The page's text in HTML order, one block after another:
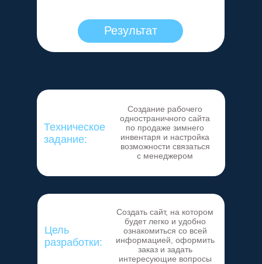
Результат
Создание рабочего
одностраничного сайта
по продаже зимнего
инвентаря и настройка
возможности связаться
с менеджером
Техническое
задание:
Создать сайт, на котором
будет легко и удобно
ознакомиться со всей
информацией, оформить
заказ и задать
интересующие вопросы
Цель
разработки: